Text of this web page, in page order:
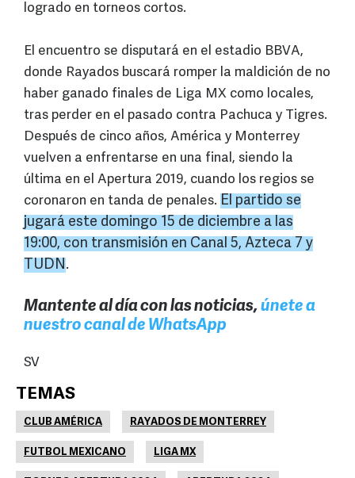
logrado en torneos cortos.
El encuentro se disputará en el estadio BBVA,
donde Rayados buscará romper la maldición de no
haber ganado finales de Liga MX como locales,
tras perder en el pasado contra Pachuca y Tigres.
Después de cinco años, América y Monterrey
vuelven a enfrentarse en una final, siendo la
última en el Apertura 2019, cuando los regios se
coronaron en tanda de penales. El partido se
jugará este domingo 15 de diciembre a las
19:00, con transmisión en Canal 5, Azteca 7 y
TUDN.
Mantente al día con las noticias, únete a
nuestro canal de WhatsApp
SV
TEMAS
CLUB AMÉRICA RAYADOS DE MONTERREY
FUTBOL MEXICANO LIGA MX